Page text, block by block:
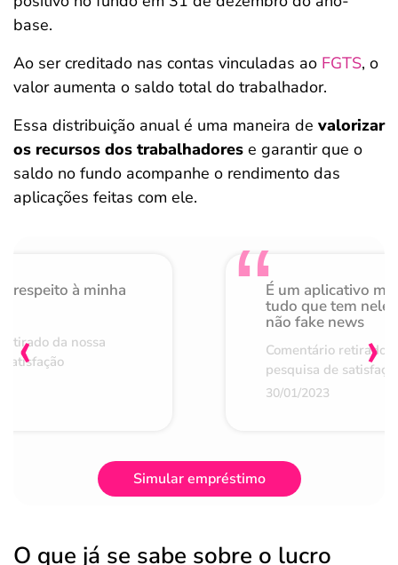
base.
Ao ser creditado nas contas vinculadas ao FGTS, o
valor aumenta o saldo total do trabalhador.
Essa distribuição anual é uma maneira de valorizar
os recursos dos trabalhadores e garantir que o
saldo no fundo acompanhe o rendimento das
aplicações feitas com ele.
respeito à minha
da nossa
É um aplicativo
tudo que tem nele
não fake news
Comentário retirado
pesquisa de
30/01/2023
‹ ›
Simular empréstimo
O que já se sabe sobre o lucro